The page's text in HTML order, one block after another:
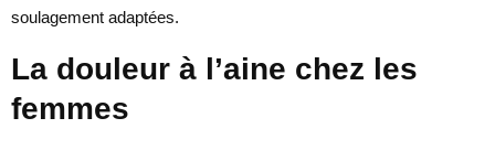
soulagement adaptées.
La douleur à l’aine chez les
femmes